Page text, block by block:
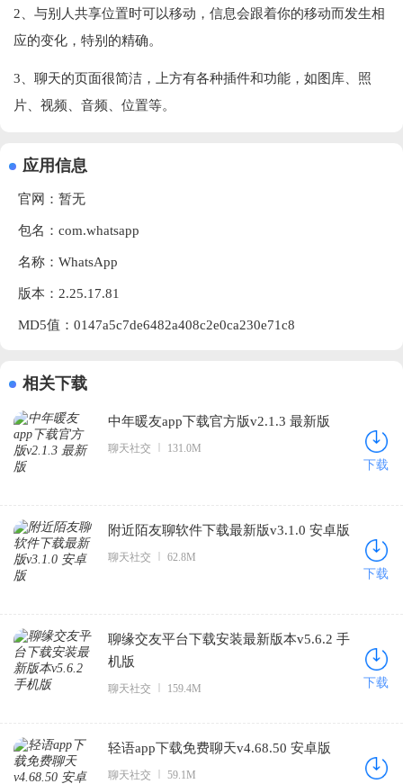
2、与别人共享位置时可以移动，信息会跟着你的移动而发生相
应的变化，特别的精确。
3、聊天的页面很简洁，上方有各种插件和功能，如图库、照
片、视频、音频、位置等。
应用信息
官网：暂无
包名：com.whatsapp
名称：WhatsApp
版本：2.25.17.81
MD5值：0147a5c7de6482a408c2e0ca230e71c8
相关下载
中年暖友app下载官方版v2.1.3 最新版
聊天社交 131.0M
下载
附近陌友聊软件下载最新版v3.1.0 安卓版
聊天社交 62.8M
下载
聊缘交友平台下载安装最新版本v5.6.2 手
机版
聊天社交 159.4M 下载
轻语app下载免费聊天v4.68.50 安卓版
聊天社交 59.1M